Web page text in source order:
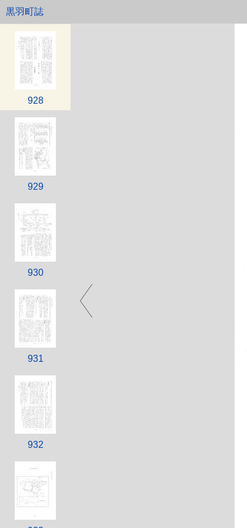
黒羽町誌
927
928
929
930
931
932